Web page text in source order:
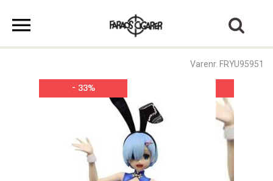
Varenr. FRYU95951
- 33%